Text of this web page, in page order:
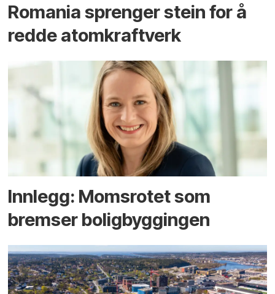
Romania sprenger stein for å
redde atomkraftverk
Innlegg: Moms­rotet som
bremser bolig­byggingen